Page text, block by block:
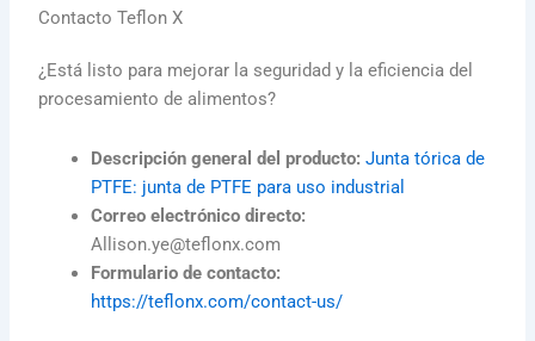
Contacto Teflon X
¿Está listo para mejorar la seguridad y la eficiencia del
procesamiento de alimentos?
Descripción general del producto: Junta tórica de
PTFE: junta de PTFE para uso industrial
Correo electrónico directo:
Allison.ye@teflonx.com
Formulario de contacto:
https://teflonx.com/contact-us/